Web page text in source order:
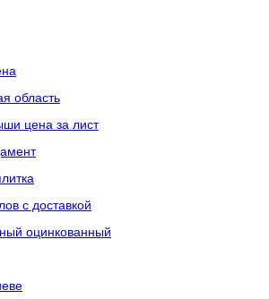
область
цена за лист
с доставкой
оцинкованный